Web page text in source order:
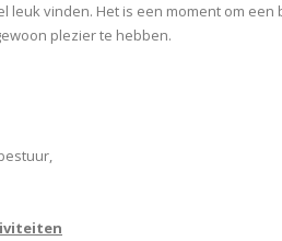
leuk vinden. Het is een moment om
plezier te hebben.